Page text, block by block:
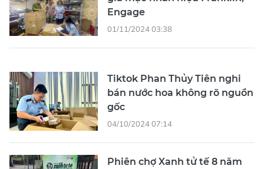
Engage
01/11/2024 03:38
Tiktok Phan Thủy Tiên nghi
bán nước hoa không rõ nguồn
gốc
04/10/2024 07:14
Phiên chợ Xanh tử tế 8 năm